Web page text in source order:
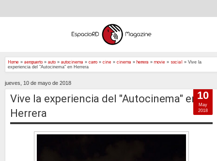
Home » aeropuerto » auto » autocinema » carro » cine » cinema » herrera » movie » social » Vive la
experiencia del "Autocinema" en Herrera
jueves, 10 de mayo de 2018
Vive la experiencia del "Autocinema" en
Herrera
10
May
2018